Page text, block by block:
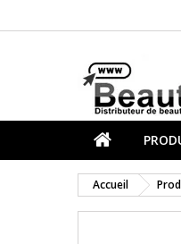
Accueil